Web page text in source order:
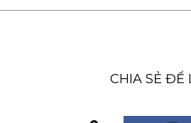
CHIA SẺ ĐỂ